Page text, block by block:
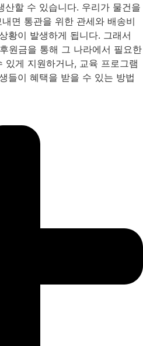
산할 수 있습니다. 우리가 물건을
면 통관을 위한 관세와 배송비
황이 발생하게 됩니다. 그래서
원금을 통해 그 나라에서 필요한
게 지원하거나, 교육 프로그램
들이 혜택을 받을 수 있는 방법